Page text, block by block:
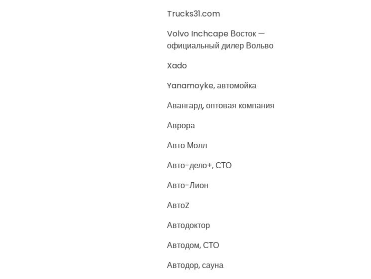
Trucks31.com
Volvo Inchcape Восток —
официальный дилер Вольво
Xado
Yanamoyke, автомойка
Авангард, оптовая компания
Аврора
Авто Молл
Авто-дело+, СТО
Авто-Лион
АвтоZ
Автодоктор
Автодом, СТО
Автодор, сауна